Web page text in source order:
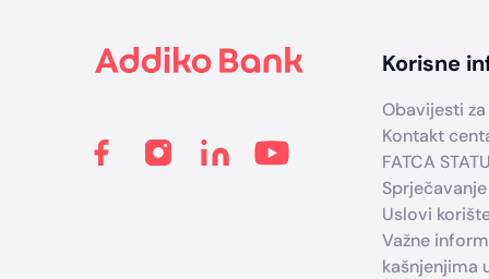
Korisne
Obavijesti
Kontakt
FATCA
Uslovi
Važne
kašnjenjima